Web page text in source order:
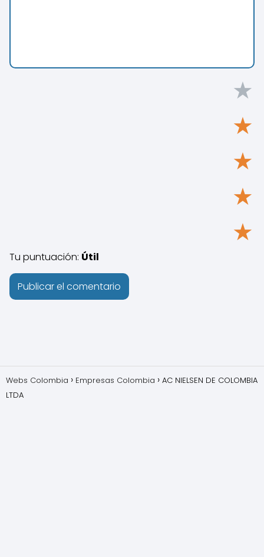
★
★
★
★
★
Tu puntuación: Útil
Webs Colombia Empresas Colombia
AC NIELSEN DE COLOMBIA
LTDA